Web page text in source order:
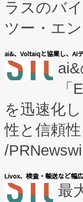
ラスのバ
ツー・エ
表しまし
たNeXは
従来のフ
に、患者
キー方式
す。
患者にと
ai&、Voltaiqと協業し、AI
を迅速化
性と信頼
/
会社エー
President
Livox、検査・輸送など幅
最